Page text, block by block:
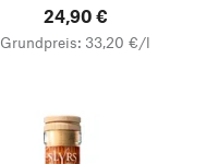
24,90 €
Grundpreis: 33,20 €/l